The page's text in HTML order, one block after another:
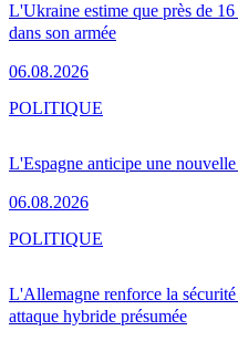
L'Ukraine estime que près de
dans son armée
06.08.2026
L'Espagne anticipe une
06.08.2026
POLITIQUE
L'Allemagne renforce la
attaque hybride présumée
POLITIQUE